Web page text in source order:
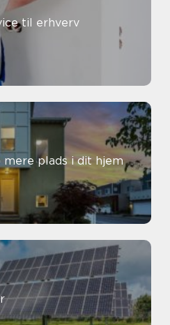
til erhverv
mere plads i dit hjem